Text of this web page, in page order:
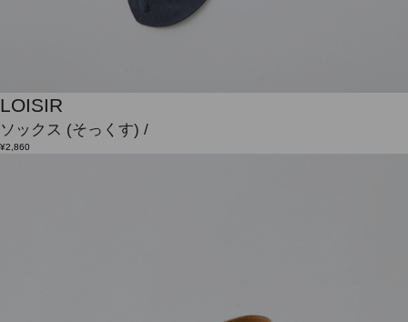
LOISIR
ソックス (そっくす) /
¥2,860